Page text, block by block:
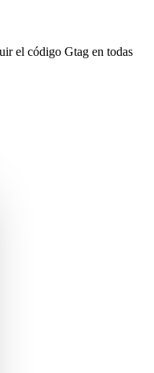
el código Gtag en todas